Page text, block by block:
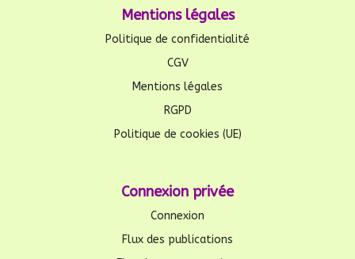
Mentions légales
Politique de confidentialité
CGV
Mentions légales
RGPD
Politique de cookies (UE)
Connexion privée
Connexion
Flux des publications